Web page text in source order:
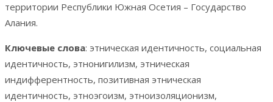
территории Республики Южная Осетия – Государство
Алания.
Ключевые слова: этническая идентичность, социальная
идентичность, этнонигилизм, этническая
индифферентность, позитивная этническая
идентичность, этноэгоизм, этноизоляционизм,